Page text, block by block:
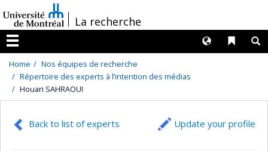
au
contenu
/La recherche
Menu
Liens
Langues
Home
Nos équipes de recherche
Répertoire des experts à l’intention des médias
Houari SAHRAOUI
Back to list of experts Update your profile